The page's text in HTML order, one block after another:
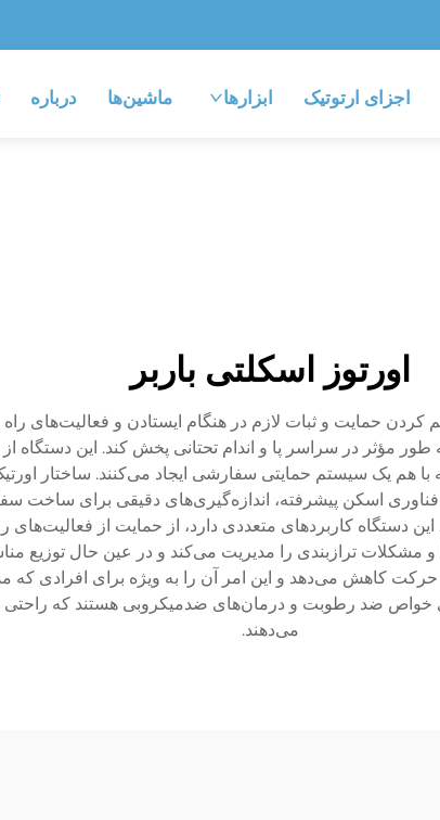
اجزای ارتوتیک ابزارها ماشین‌ها درباره
اورتوز اسکلتی باربر
کردن حمایت و ثبات لازم در هنگام ایستادن و فعالیت‌های
مؤثر در سراسر پا و اندام تحتانی پخش کند. این دستگاه
هم یک سیستم حمایتی سفارشی ایجاد می‌کنند. ساختار
اسکن پیشرفته، اندازه‌گیری‌های دقیقی برای ساخت
دستگاه کاربردهای متعددی دارد، از حمایت از فعالیت‌های
مشکلات ترازبندی را مدیریت می‌کند و در عین حال توزیع
کاهش می‌دهد و این امر آن را به ویژه برای افرادی که
خواص ضد رطوبت و درمان‌های ضدمیکروبی هستند که
می‌دهند.